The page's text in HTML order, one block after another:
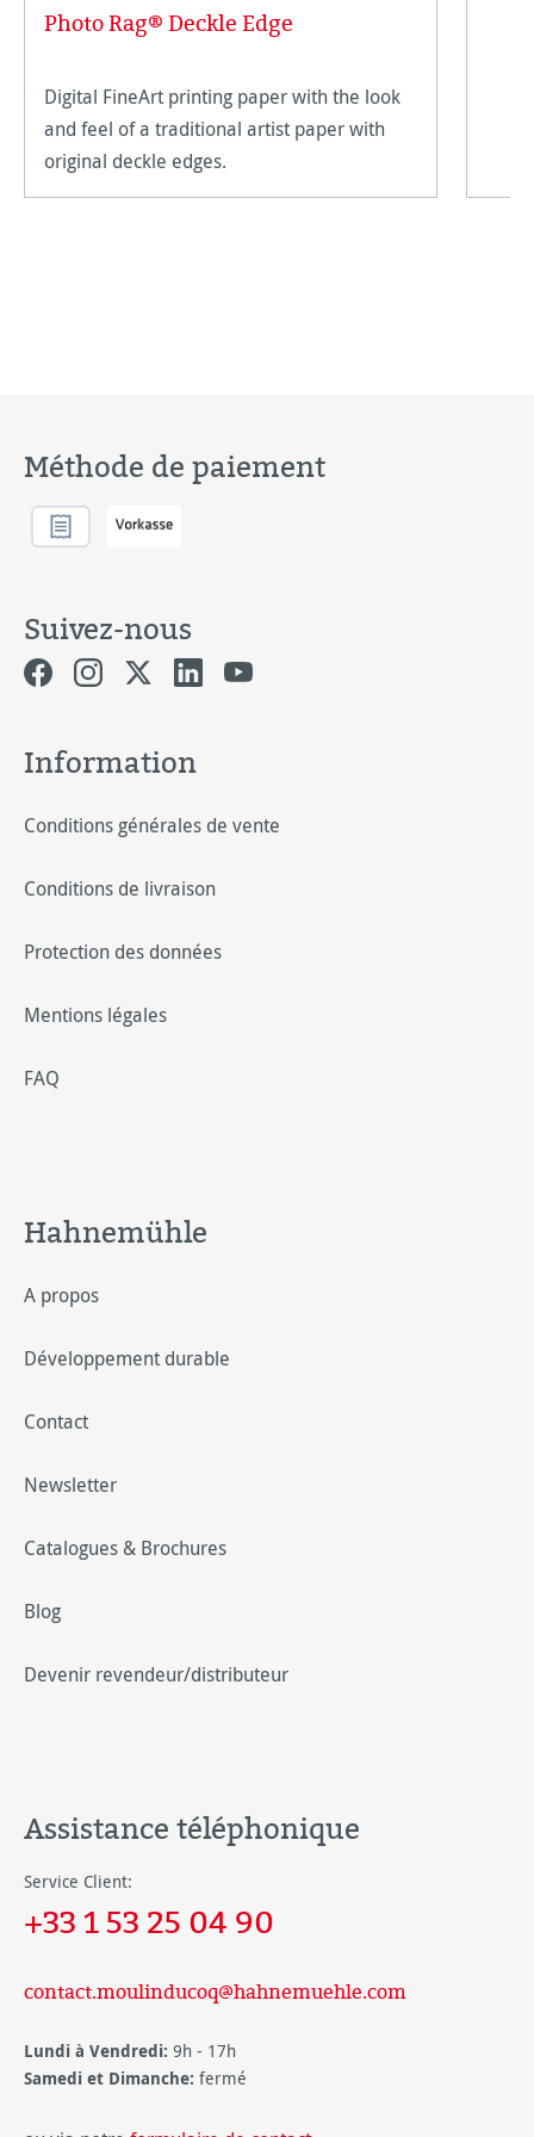
Photo Rag® Deckle Edge
Digital FineArt printing paper with the look
and feel of a traditional artist paper with
original deckle edges.
Méthode de paiement
Suivez-nous
Information
Conditions générales de vente
Conditions de livraison
Protection des données
Mentions légales
FAQ
Hahnemühle
A propos
Développement durable
Contact
Newsletter
Catalogues & Brochures
Blog
Devenir revendeur/distributeur
Assistance téléphonique
Service Client:
+33 1 53 25 04 90
contact.moulinducoq@hahnemuehle.com
Lundi à Vendredi: 9h - 17h
Samedi et Dimanche: fermé